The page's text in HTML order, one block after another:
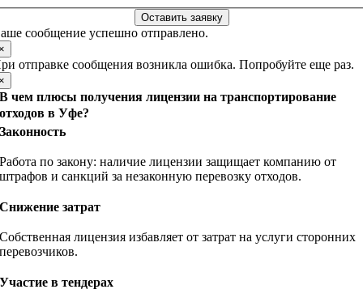
Оставить заявку
сообщение успешно отправлено.
отправке сообщения возникла ошибка. Попробуйте еще раз.
В чем плюсы получения лицензии на транспортирование
отходов в Уфе?
Законность
Работа по закону: наличие лицензии защищает компанию от
штрафов и санкций за незаконную перевозку отходов.
Снижение затрат
Собственная лицензия избавляет от затрат на услуги сторонних
перевозчиков.
Участие в тендерах